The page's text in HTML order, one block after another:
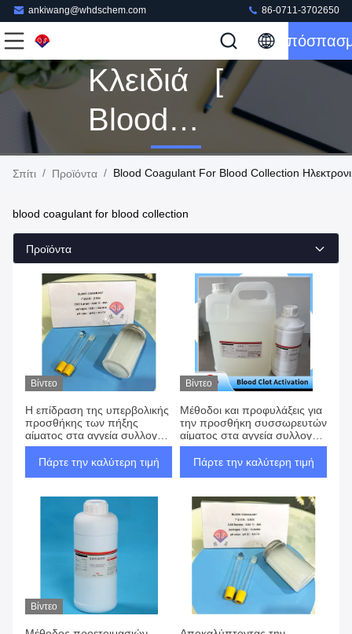
ankiwang@whdschem.com 86-0711-3702650
Κλειδιά [
Blood
Coagulant
Collection ]
Αντιστοιχία
160
Προϊόντα
Σπίτι / Προϊόντα / Blood Coagulant For Blood Collection
blood coagulant for blood collection
Προϊόντα
Βίντεο
Η επίδραση της υπερβολικής
προσθήκης των πήξης
αίματος στα αγγεία συλλογής
αίματος
Πάρτε την καλύτερη τιμή
Βίντεο
Μέθοδοι και προφυλάξεις για
την προσθήκη συσσωρευτών
αίματος στα αγγεία συλλογής
αίματος
Πάρτε την καλύτερη τιμή
Βίντεο